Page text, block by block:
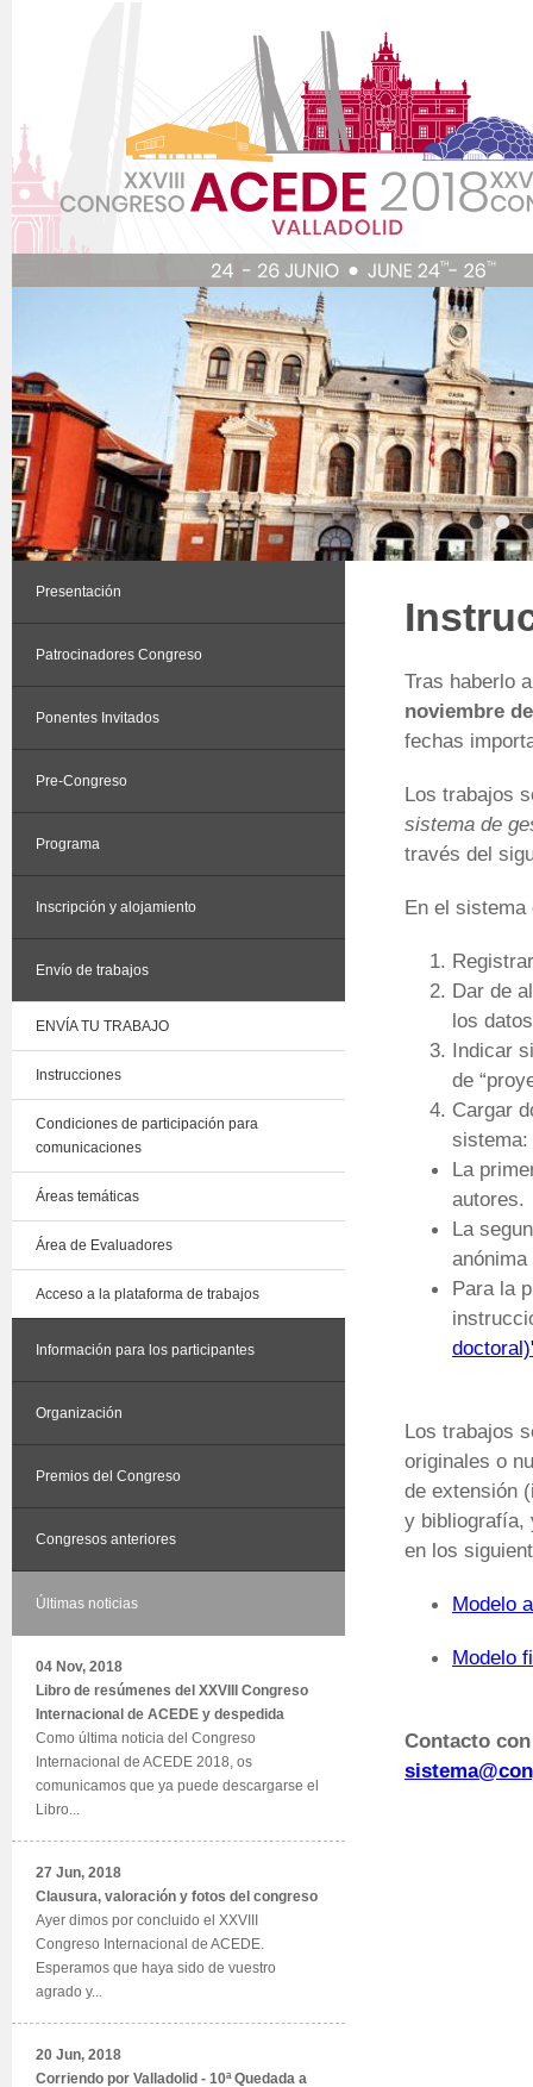
Presentación
Patrocinadores Congreso
Ponentes Invitados
Pre-Congreso
Programa
Inscripción y alojamiento
Envío de trabajos
ENVÍA TU TRABAJO
Instrucciones
Condiciones de participación para
comunicaciones
Áreas temáticas
Área de Evaluadores
Acceso a la plataforma de trabajos
Información para los participantes
Organización
Premios del Congreso
Congresos anteriores
Últimas noticias
04 Nov, 2018
Libro de resúmenes del XXVIII Congreso
Internacional de ACEDE y despedida
Como última noticia del Congreso
Internacional de ACEDE 2018, os
comunicamos que ya puede descargarse el
Libro...
27 Jun, 2018
Clausura, valoración y fotos del congreso
Ayer dimos por concluido el XXVIII
Congreso Internacional de ACEDE.
Esperamos que haya sido de vuestro
agrado y...
20 Jun, 2018
Corriendo por Valladolid - 10ª Quedada a
Tras haberlo
noviembre
fechas
Los trabajos
sistema de
través del
En el sistema
Dar de
los
Indicar
de
Cargar
sistema:
La
autores.
La
anónima
Para la
Los trabajos
originales o
de extensión
y bibliografía,
en los
Modelo
Modelo
Contacto